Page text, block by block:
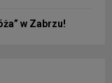
w Zabrzu!